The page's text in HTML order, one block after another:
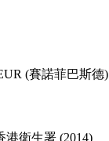
(賽諾菲巴斯德)
港衛生署 (2014)